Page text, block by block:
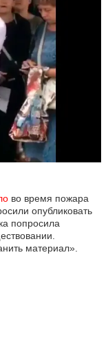
во время пожара
опубликовать
попросила
материал».